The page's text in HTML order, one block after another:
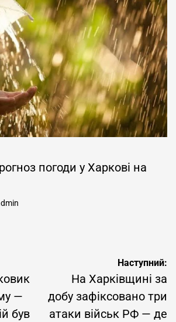
погоди у Харкові на
—
був
Наступний:
На Харківщині за
добу зафіксовано три
атаки військ РФ — де